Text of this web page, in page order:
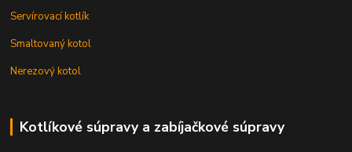
Servírovací kotlík
Smaltovaný kotol
Nerezový kotol
Kotlíkové súpravy a zabíjačkové súpravy